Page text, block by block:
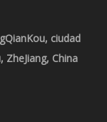
ciudad
ZheJiang, China